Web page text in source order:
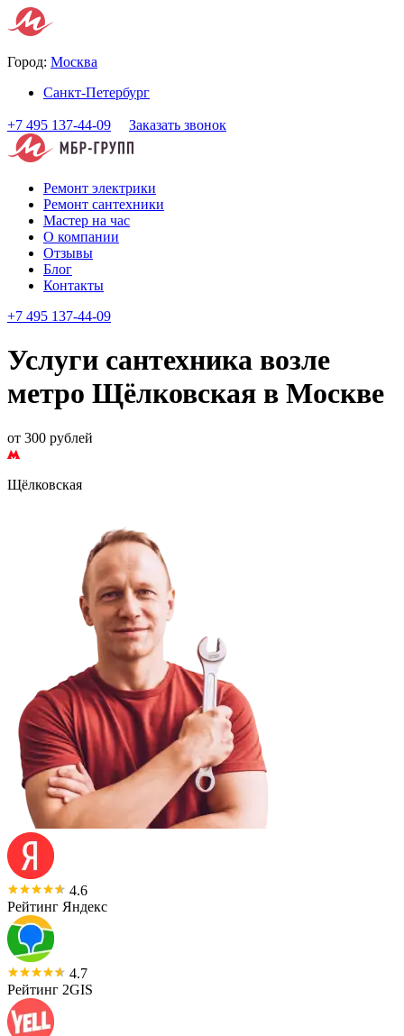
Город: Москва
Санкт-Петербург
+7 495 137-44-09 Заказать звонок
Ремонт электрики
Ремонт сантехники
Мастер на час
О компании
Отзывы
Блог
Контакты
+7 495 137-44-09
Услуги сантехника возле
метро Щёлковская в Москве
от 300 рублей
Щёлковская
4.6
Рейтинг Яндекс
4.7
Рейтинг 2GIS